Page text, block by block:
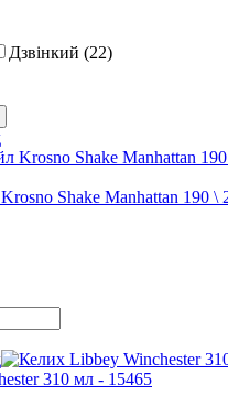
Дзвінкий (22)
Shake Manhattan 190 \
310 мл - 15465